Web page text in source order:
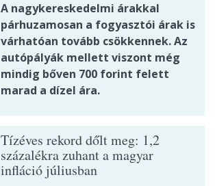
A nagykereskedelmi árakkal
párhuzamosan a fogyasztói árak is
várhatóan tovább csökkennek. Az
autópályák mellett viszont még
mindig bőven 700 forint felett
marad a dízel ára.
Tízéves rekord dőlt meg: 1,2
százalékra zuhant a magyar
infláció júliusban